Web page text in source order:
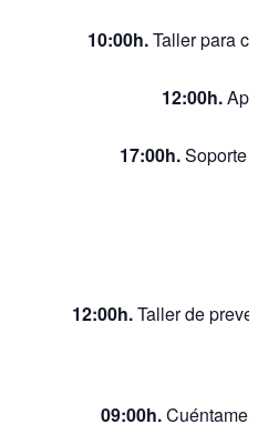
10:00h.Taller para
12:00h.
17:00h.Soporte
12:00h.Taller de
09:00h.Cuéntame